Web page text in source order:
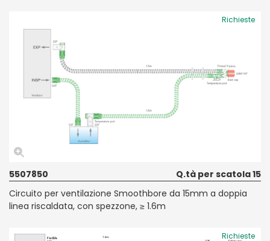
Richieste
5507850
Q.tà per scatola 15
Circuito per ventilazione Smoothbore da 15mm a doppia
linea riscaldata, con spezzone, ≥ 1.6m
Richieste